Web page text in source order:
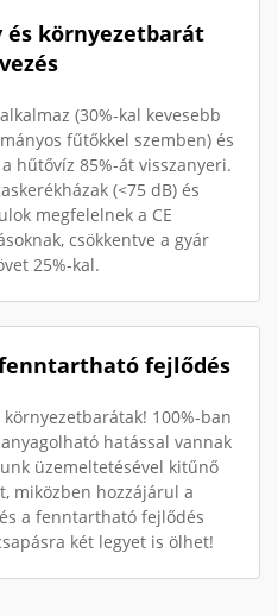
és környezetbarát
(30%-kal kevesebb
fűtőkkel szemben) és
hűtővíz 85%-át visszanyeri.
(<75 dB) és
megfelelnek a CE
csökkentve a gyár
25%-kal.
fejlődés
környezetbarátak! 100%-ban
hatással vannak
üzemeltetésével kitűnő
miközben hozzájárul a
a fenntartható fejlődés
két legyet is ölhet!